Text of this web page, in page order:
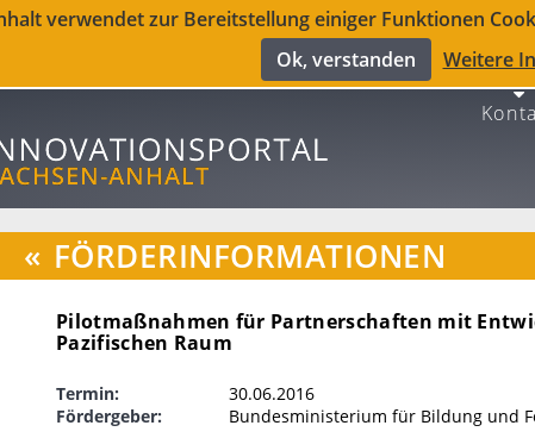
verwendet zur Bereitstellung einiger Funktionen
Ok, verstanden
Weitere
« FÖRDERINFORMATIONEN
Pilotmaßnahmen für Partnerschaften mit
Pazifischen Raum
Termin:
30.06.2016
Fördergeber:
Bundesministerium für Bildung und